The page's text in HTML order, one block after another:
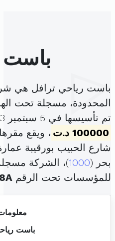
باست
باست رياحي ترافل هي
المحدودة، مسجلة تحت
تم تأسيسها في 5 سبتمبر 2023 برأس مال قدره
100000 د.ت
بحر (1000)، الشركة
للمؤسسات تحت الرقم
باست